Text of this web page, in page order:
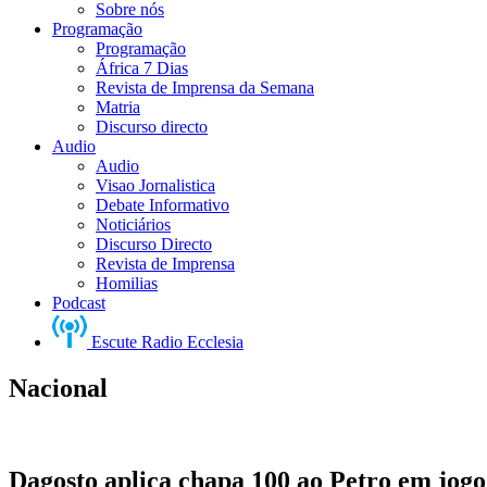
Sobre nós
Programação
Programação
África 7 Dias
Revista de Imprensa da Semana
Matria
Discurso directo
Audio
Audio
Visao Jornalistica
Debate Informativo
Noticiários
Discurso Directo
Revista de Imprensa
Homilias
Podcast
Escute Radio Ecclesia
Nacional
Dagosto aplica chapa 100 ao Petro em